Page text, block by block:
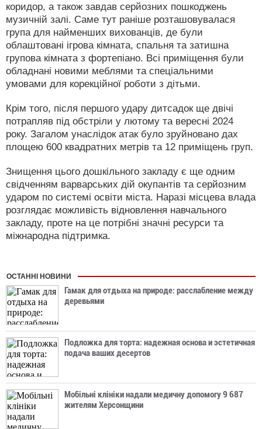
коридор, а також завдав серйозних пошкоджень
музичній залі. Саме тут раніше розташовувалася
група для найменших вихованців, де були
облаштовані ігрова кімната, спальня та затишна
групова кімната з фортепіано. Всі приміщення були
обладнані новими меблями та спеціальними
умовами для корекційної роботи з дітьми.
Крім того, після першого удару дитсадок ще двічі
потрапляв під обстріли у лютому та вересні 2024
року. Загалом унаслідок атак було зруйновано дах
площею 600 квадратних метрів та 12 приміщень груп.
Знищення цього дошкільного закладу є ще одним
свідченням варварських дій окупантів та серйозним
ударом по системі освіти міста. Наразі місцева влада
розглядає можливість відновлення навчального
закладу, проте на це потрібні значні ресурси та
міжнародна підтримка.
ОСТАННІ НОВИНИ
Гамак для отдыха на природе: расслабление между
деревьями
Подложка для торта: надежная основа и эстетичная
подача ваших десертов
Мобільні клініки надали медичну допомогу 9 687
жителям Херсонщини